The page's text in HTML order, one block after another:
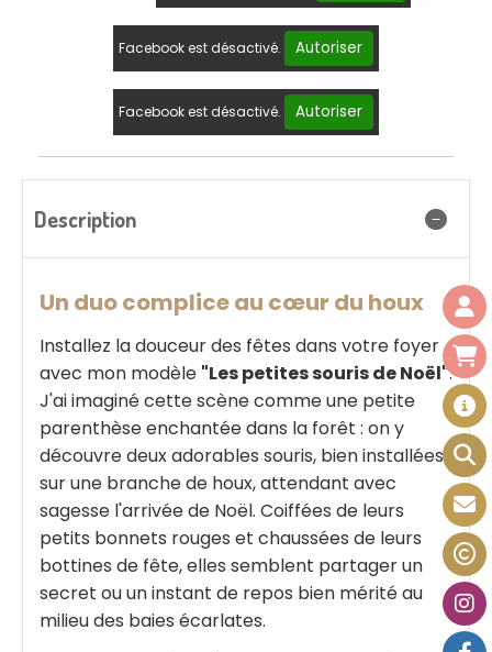
Facebook est désactivé. Autoriser
Facebook est désactivé. Autoriser
Description
Un duo complice au cœur du houx
Installez la douceur des fêtes dans votre foyer
avec mon modèle "Les petites souris de Noël".
J'ai imaginé cette scène comme une petite
parenthèse enchantée dans la forêt : on y
découvre deux adorables souris, bien installées
sur une branche de houx, attendant avec
sagesse l'arrivée de Noël. Coiffées de leurs
petits bonnets rouges et chaussées de leurs
bottines de fête, elles semblent partager un
secret ou un instant de repos bien mérité au
milieu des baies écarlates.